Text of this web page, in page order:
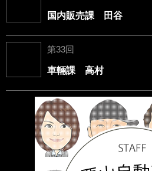
国内販売課 田谷
第33回
車輛課 高村